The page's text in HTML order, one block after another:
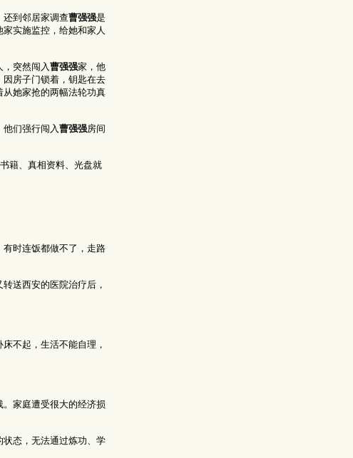
还到邻居家调查曹强强是
实施监控，给她和家人
突然闯入 曹强强家，他
房子门锁着，钥匙在去
从她家抢的两幅法轮功真
们强行闯入曹强强房间
籍、真相资料、光盘就
时连饭都做不了，走路
送西安的医院治疗后，
床不起，生活不能自理，
家庭遭受很大的经济损
态，无法通过炼功、学